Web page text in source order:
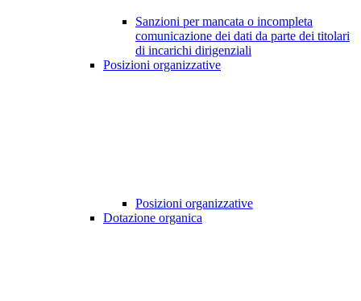
Sanzioni per mancata o incompleta
comunicazione dei dati da parte dei titolari
di incarichi dirigenziali
Posizioni organizzative
Posizioni organizzative
Dotazione organica